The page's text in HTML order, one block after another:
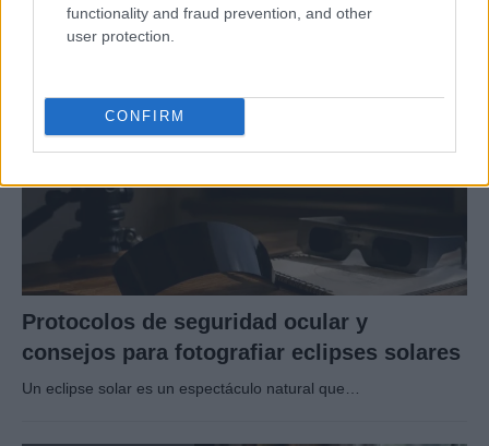
functionality and fraud prevention, and other
user protection.
CONFIRM
Protocolos de seguridad ocular y
consejos para fotografiar eclipses solares
Un eclipse solar es un espectáculo natural que…